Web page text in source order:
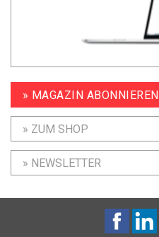
» MAGAZIN ABONNIEREN
» ZUM SHOP
» NEWSLETTER